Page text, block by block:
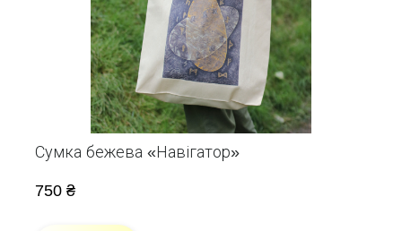
Сумка бежева «Навігатор»
750 ₴